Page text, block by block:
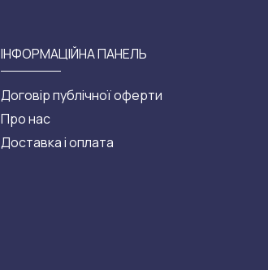
ІНФОРМАЦІЙНА ПАНЕЛЬ
Договір публічної оферти
Про нас
Доставка і оплата